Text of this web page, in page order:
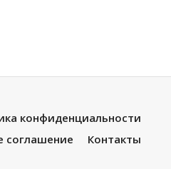
конфиденциальности
соглашение
Контакты